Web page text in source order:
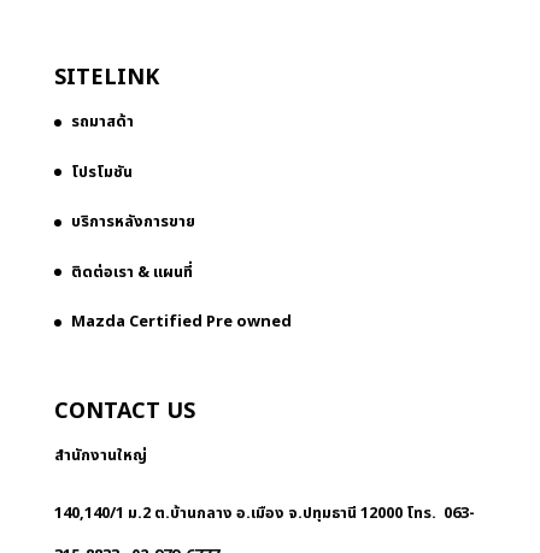
SITELINK
รถมาสด้า
โปรโมชัน
บริการหลังการขาย
ติดต่อเรา & แผนที่
Mazda Certified Pre owned
CONTACT US
สำนักงานใหญ่
140,140/1 ม.2 ต.บ้านกลาง อ.เมือง จ.ปทุมธานี 12000 โทร. 063-